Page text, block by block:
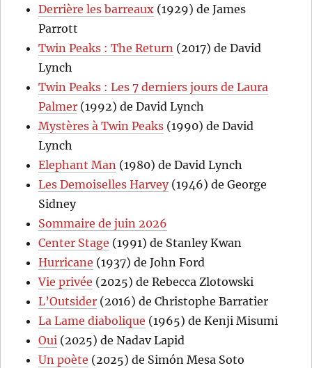
Derrière les barreaux (1929) de James
Parrott
Twin Peaks : The Return (2017) de David
Lynch
Twin Peaks : Les 7 derniers jours de Laura
Palmer (1992) de David Lynch
Mystères à Twin Peaks (1990) de David
Lynch
Elephant Man (1980) de David Lynch
Les Demoiselles Harvey(1946) de George
Sidney
Sommaire de juin 2026
Center Stage (1991) de Stanley Kwan
Hurricane (1937) de John Ford
Vie privée (2025) de Rebecca Zlotowski
L’Outsider (2016) de Christophe Barratier
La Lame diabolique (1965) de Kenji Misumi
Oui (2025) de Nadav Lapid
Un poète (2025) de Simón Mesa Soto